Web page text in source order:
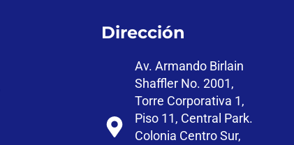
Dirección
Av. Armando Birlain
Shaffler No. 2001,
Torre Corporativa 1,
Piso 11, Central Park.
Colonia Centro Sur,